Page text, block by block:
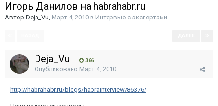
Игорь Данилов на habrahabr.ru
Автор Deja_Vu, Март 4, 2010 в Интервью с экспертами
Deja_Vu 366
Опубликовано Март 4, 2010
http://habrahabr.ru/blogs/habrainterview/86376/